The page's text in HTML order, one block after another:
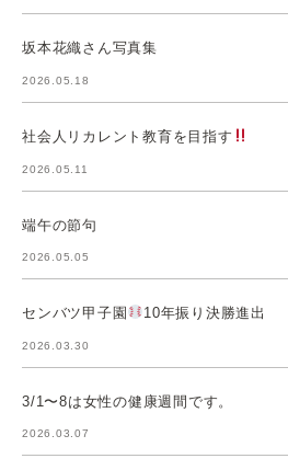
坂本花織さん写真集
2026.05.18
社会人リカレント教育を目指す
2026.05.11
端午の節句
2026.05.05
センバツ甲子園 10年振り決勝進出
2026.03.30
3/1〜8は女性の健康週間です。
2026.03.07